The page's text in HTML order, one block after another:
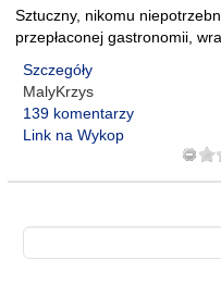
Sztuczny, nikomu
przepłaconej gastronomii,
Szczegóły
MalyKrzys
139 komentarzy
Link na Wykop